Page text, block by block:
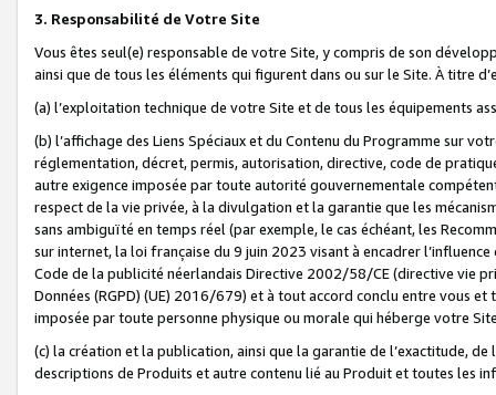
3. Responsabilité de Votre Site
Vous êtes seul(e) responsable de votre Site, y compris de son
ainsi que de tous les éléments qui figurent dans ou sur le Site. À titre
(a) l’exploitation technique de votre Site et de tous les équipements
(b) l’affichage des Liens Spéciaux et du Contenu du Programme sur
réglementation, décret, permis, autorisation, directive, code de
autre exigence imposée par toute autorité gouvernementale
respect de la vie privée, à la divulgation et la garantie que les
sans ambiguïté en temps réel (par exemple, le cas échéant, les
sur internet, la loi française du 9 juin 2023 visant à encadrer
Code de la publicité néerlandais Directive 2002/58/CE (directive vie
Données (RGPD) (UE) 2016/679) et à tout accord conclu entre vous
imposée par toute personne physique ou morale qui héberge votre
(c) la création et la publication, ainsi que la garantie de l’exactitude,
descriptions de Produits et autre contenu lié au Produit et toutes les